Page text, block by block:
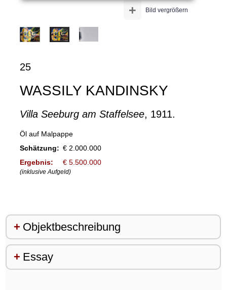
Bild vergrößern
+
25
WASSILY KANDINSKY
Villa Seeburg am Staffelsee, 1911.
Öl auf Malpappe
Schätzung: € 2.000.000
Ergebnis:
€ 5.500.000
(inklusive Aufgeld)
Objektbeschreibung
Essay